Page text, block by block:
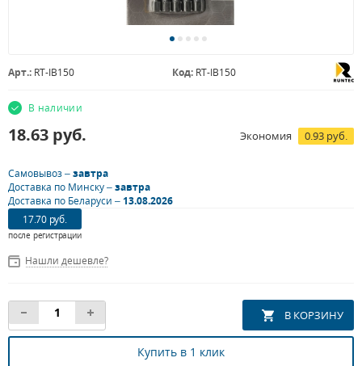
Арт.: RT-IB150 Код: RT-IB150
В наличии
18.63 руб. Экономия 0.93 руб.
Самовывоз –завтра
Доставка по Минску –завтра
Доставка по Беларуси –13.08.2026
17.70 руб.
после регистрации
Нашли дешевле?
Купить в 1 клик